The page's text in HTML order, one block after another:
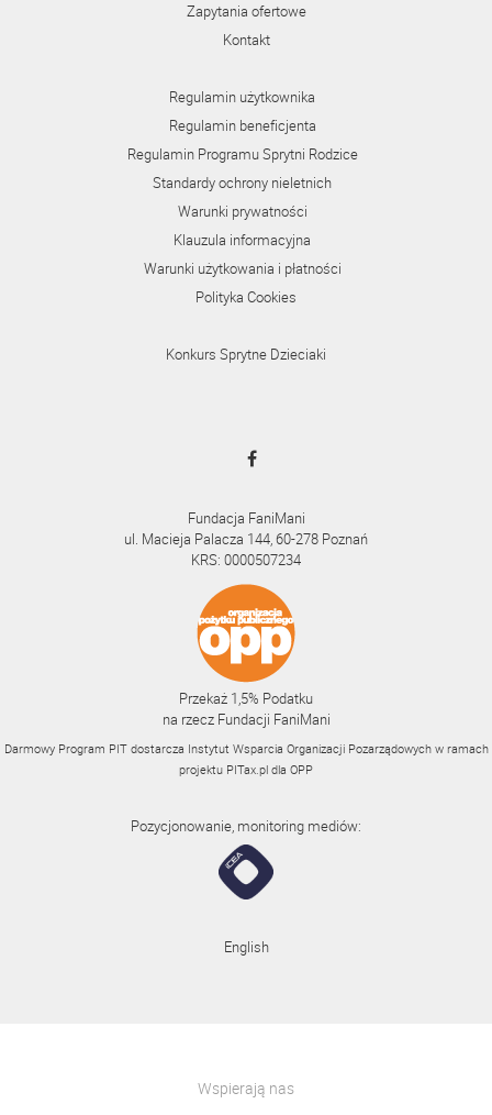
Zapytania ofertowe
Kontakt
Regulamin użytkownika
Regulamin beneficjenta
Regulamin Programu Sprytni Rodzice
Standardy ochrony nieletnich
Warunki prywatności
Klauzula informacyjna
Warunki użytkowania i płatności
Polityka Cookies
Konkurs Sprytne Dzieciaki
Fundacja FaniMani
ul. Macieja Palacza 144, 60-278 Poznań
KRS: 0000507234
Przekaż 1,5% Podatku
na rzecz Fundacji FaniMani
Darmowy Program PIT dostarcza Instytut Wsparcia Organizacji Pozarządowych w ramach
projektu PITax.pl dla OPP
Pozycjonowanie, monitoring mediów:
English
Wspierają nas